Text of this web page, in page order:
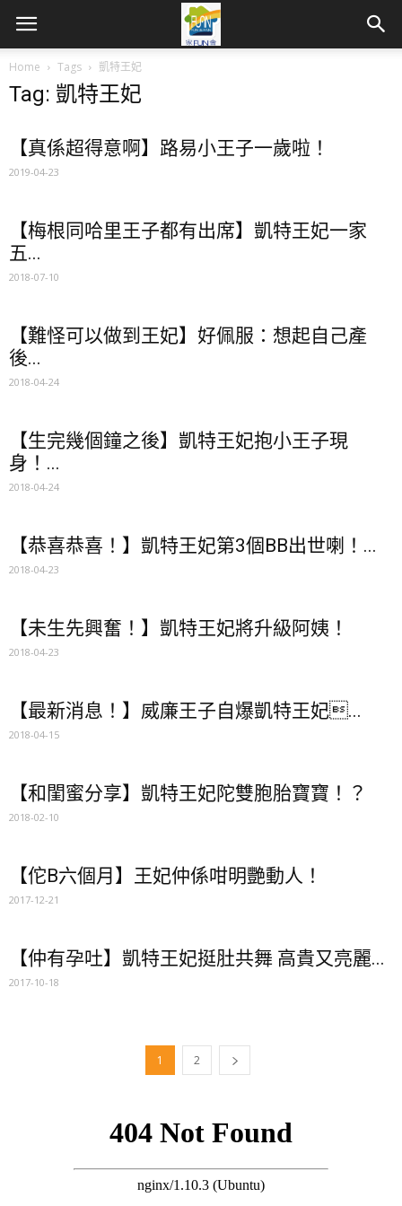
Home Tags 凱特王妃
Tag: 凱特王妃
【真係超得意啊】路易小王子一歲啦！
2019-04-23
【梅根同哈里王子都有出席】凱特王妃一家
五...
2018-07-10
【難怪可以做到王妃】好佩服：想起自己產
後...
2018-04-24
【生完幾個鐘之後】凱特王妃抱小王子現
身！...
2018-04-24
【恭喜恭喜！】凱特王妃第3個BB出世喇！...
2018-04-23
【未生先興奮！】凱特王妃將升級阿姨！
2018-04-23
【最新消息！】威廉王子自爆凱特王妃...
2018-04-15
【和閨蜜分享】凱特王妃陀雙胞胎寶寶！？
2018-02-10
【佗B六個月】王妃仲係咁明艷動人！
2017-12-21
【仲有孕吐】凱特王妃挺肚共舞 高貴又亮麗...
2017-10-18
1 2